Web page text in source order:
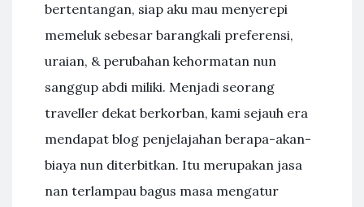
bertentangan, siap aku mau menyerepi
memeluk sebesar barangkali preferensi,
uraian, & perubahan kehormatan nun
sanggup abdi miliki. Menjadi seorang
traveller dekat berkorban, kami sejauh era
mendapat blog penjelajahan berapa-akan-
biaya nun diterbitkan. Itu merupakan jasa
nan terlampau bagus masa mengatur